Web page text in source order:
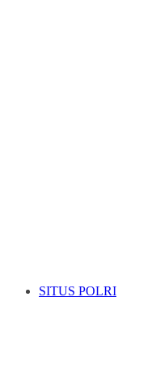
SITUS POLRI